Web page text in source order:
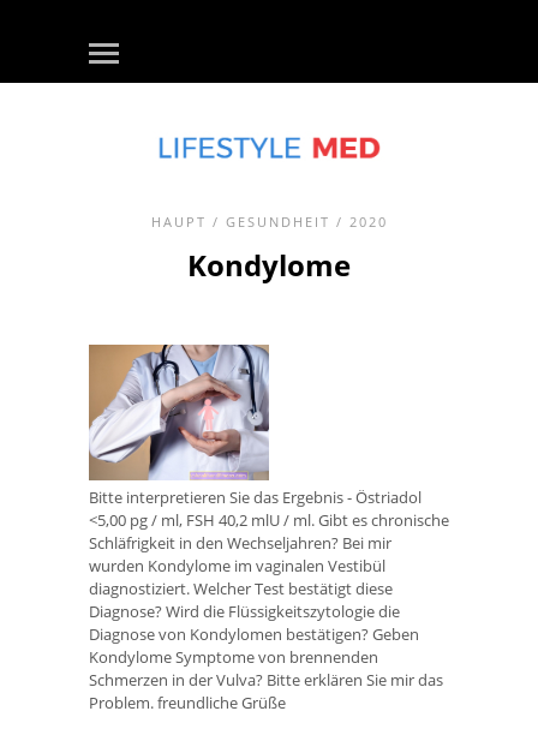
HAUPT / GESUNDHEIT / 2020
Kondylome
Bitte interpretieren Sie das Ergebnis - Östriadol
<5,00 pg / ml, FSH 40,2 mlU / ml. Gibt es chronische
Schläfrigkeit in den Wechseljahren? Bei mir
wurden Kondylome im vaginalen Vestibül
diagnostiziert. Welcher Test bestätigt diese
Diagnose? Wird die Flüssigkeitszytologie die
Diagnose von Kondylomen bestätigen? Geben
Kondylome Symptome von brennenden
Schmerzen in der Vulva? Bitte erklären Sie mir das
Problem. freundliche Grüße